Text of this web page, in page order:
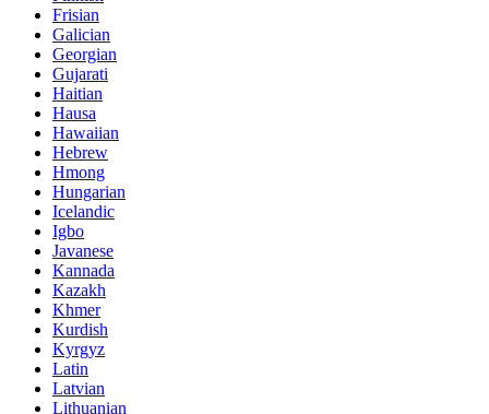
Frisian
Galician
Georgian
Gujarati
Haitian
Hausa
Hawaiian
Hebrew
Hmong
Hungarian
Icelandic
Igbo
Javanese
Kannada
Kazakh
Khmer
Kurdish
Kyrgyz
Latin
Latvian
Lithuanian